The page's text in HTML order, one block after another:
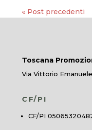
« Post precedenti
Toscana
Via Vittorio
CF/PI
CF/PI